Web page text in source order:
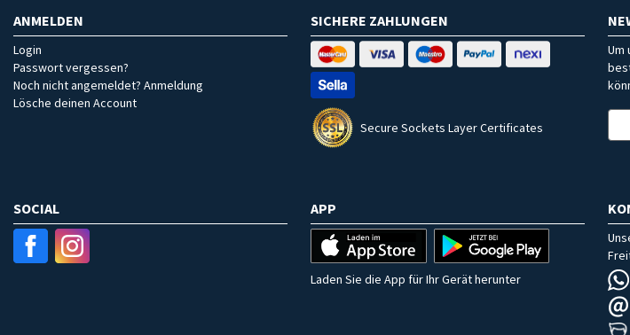
ANMELDEN
Login
Passwort vergessen?
Noch nicht angemeldet? Anmeldung
Lösche deinen Account
SICHERE ZAHLUNGEN
Secure Sockets Layer Certificates
Um
SOCIAL APP
Laden Sie die App für Ihr Gerät herunter